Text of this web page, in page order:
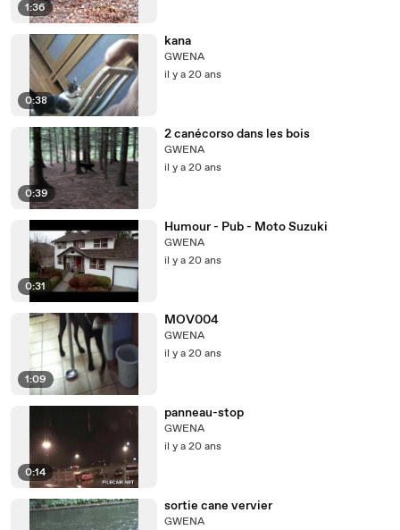
1:36
0:38
kana
GWENA
il y a 20 ans
0:39
2 canécorso dans les bois
GWENA
il y a 20 ans
0:31
Humour - Pub - Moto Suzuki
GWENA
il y a 20 ans
1:09
MOV004
GWENA
il y a 20 ans
0:14
panneau-stop
GWENA
il y a 20 ans
sortie cane vervier
GWENA